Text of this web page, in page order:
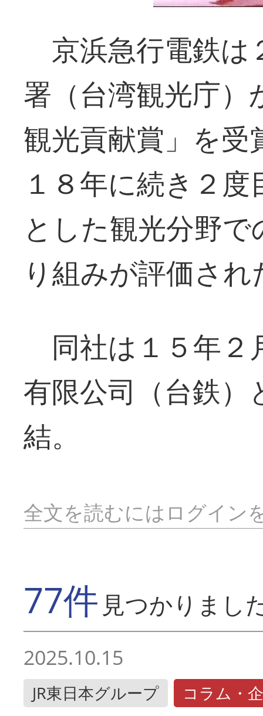
京浜急行電鉄は
署（台湾観光庁）
観光貢献賞」を
１８年に続き２
とした観光分野
り組みが評価され
同社は１５年２
有限公司（台鉄）
結。
全文を読むにはログイン
77件 見つかりまし
2025.10.15
JR東日本グループ コラム・